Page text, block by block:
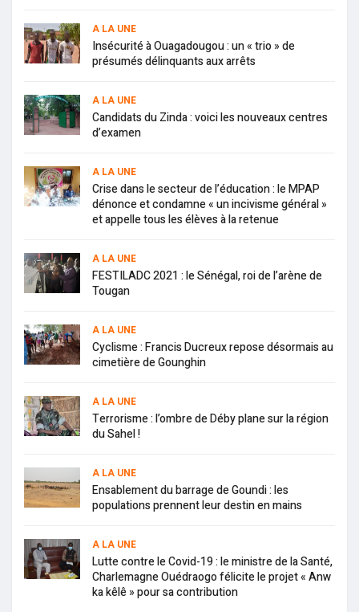
A LA UNE
Insécurité à Ouagadougou : un « trio » de
présumés délinquants aux arrêts
A LA UNE
Candidats du Zinda : voici les nouveaux centres
d’examen
A LA UNE
Crise dans le secteur de l’éducation : le MPAP
dénonce et condamne « un incivisme général »
et appelle tous les élèves à la retenue
A LA UNE
FESTILADC 2021 : le Sénégal, roi de l’arène de
Tougan
A LA UNE
Cyclisme : Francis Ducreux repose désormais au
cimetière de Gounghin
A LA UNE
Terrorisme : l’ombre de Déby plane sur la région
du Sahel !
A LA UNE
Ensablement du barrage de Goundi : les
populations prennent leur destin en mains
A LA UNE
Lutte contre le Covid-19 : le ministre de la Santé,
Charlemagne Ouédraogo félicite le projet « Anw
ka kêlê » pour sa contribution